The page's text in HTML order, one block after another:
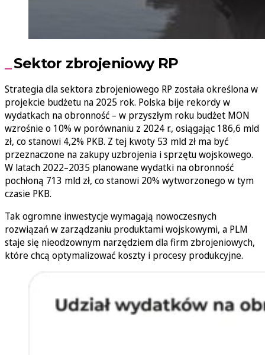
Sektor zbrojeniowy RP
Strategia dla sektora zbrojeniowego RP została określona w
projekcie budżetu na 2025 rok. Polska bije rekordy w
wydatkach na obronność – w przyszłym roku budżet MON
wzrośnie o 10% w porównaniu z 2024 r., osiągając 186,6 mld
zł, co stanowi 4,2% PKB. Z tej kwoty 53 mld zł ma być
przeznaczone na zakupy uzbrojenia i sprzętu wojskowego.
W latach 2022–2035 planowane wydatki na obronność
pochłoną 713 mld zł, co stanowi 20% wytworzonego w tym
czasie PKB.
Tak ogromne inwestycje wymagają nowoczesnych
rozwiązań w zarządzaniu produktami wojskowymi, a PLM
staje się nieodzownym narzędziem dla firm zbrojeniowych,
które chcą optymalizować koszty i procesy produkcyjne.